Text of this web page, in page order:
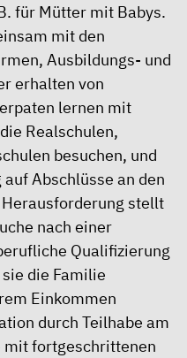
für Mütter mit Babys.
mit den
Ausbildungs- und
erhalten von
lernen mit
Realschulen,
besuchen, und
Abschlüsse an den
stellt
nach einer
Qualifizierung
die Familie
Einkommen
durch Teilhabe am
mit fortgeschrittenen